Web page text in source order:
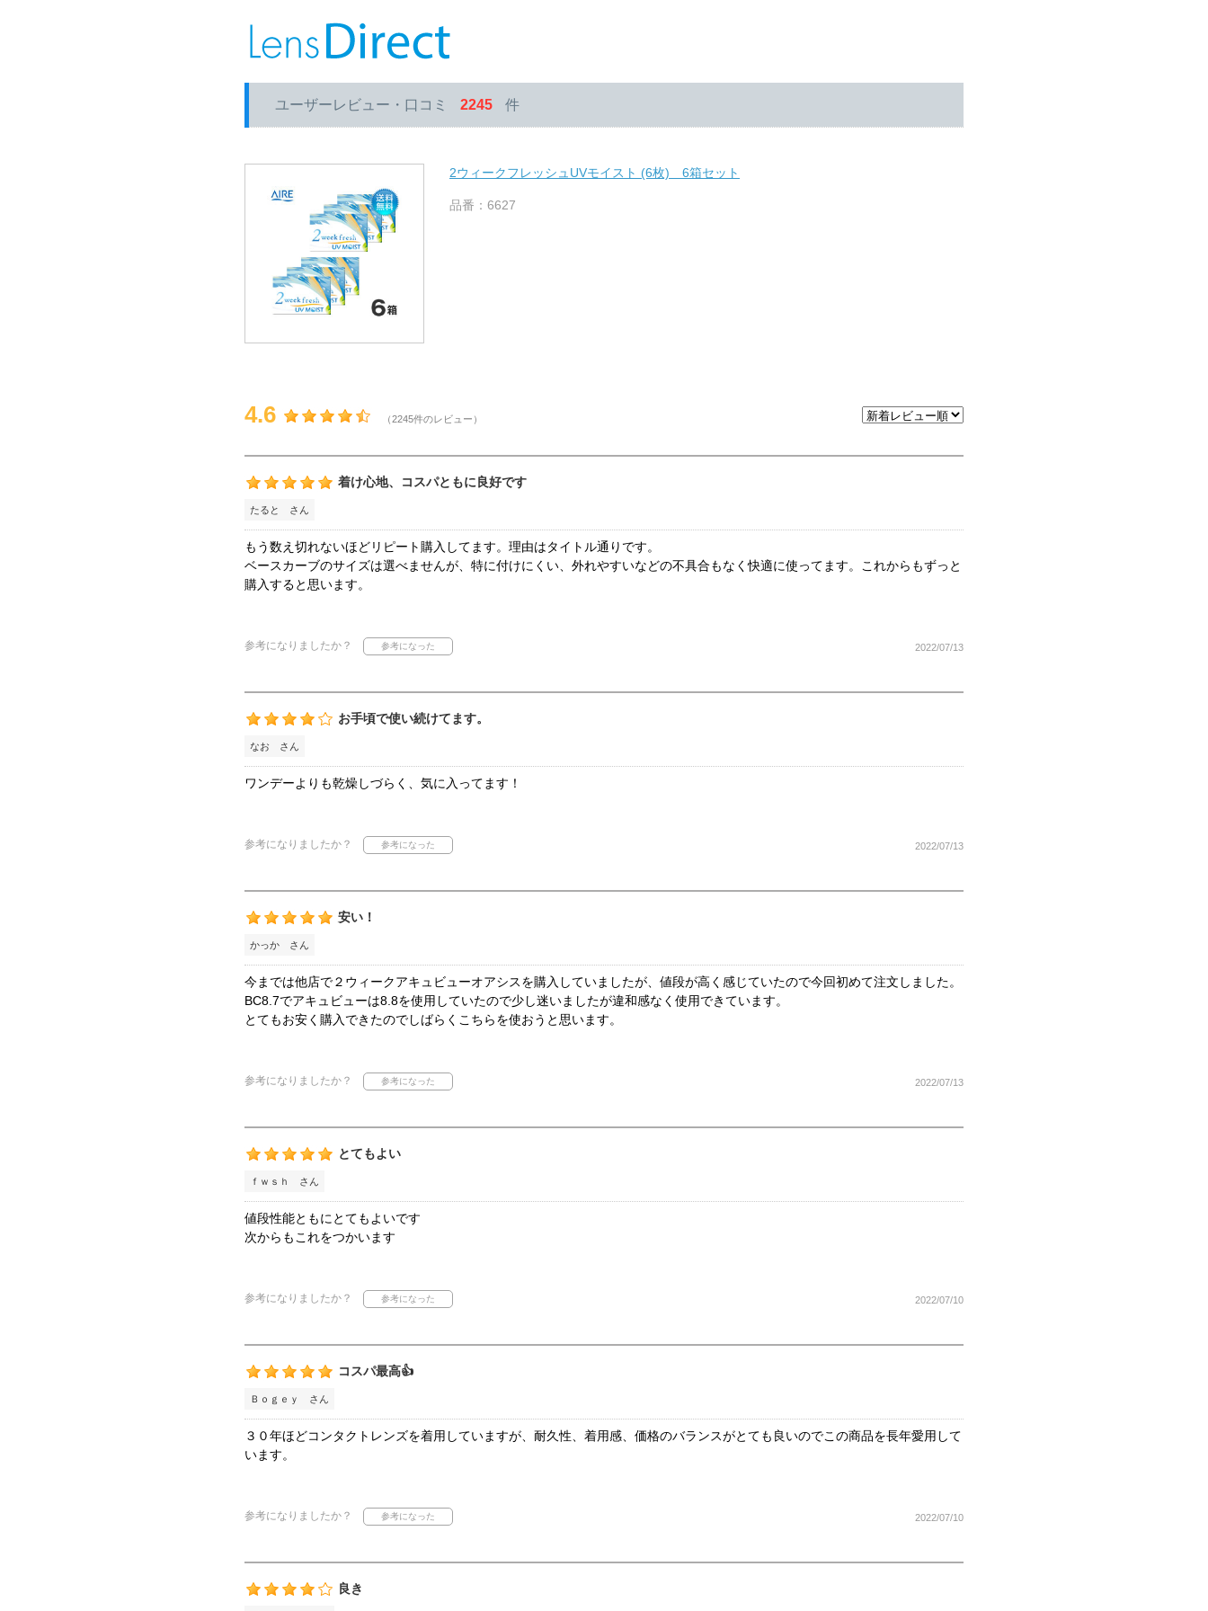
ユーザーレビュー・口コミ 2245 件
2ウィークフレッシュUVモイスト (6枚) 6箱セット
品番：6627
4.6 （2245件のレビュー）
着け心地、コスパともに良好です
たると さん
もう数え切れないほどリピート購入してます。理由はタイトル通りです。
ベースカーブのサイズは選べませんが、特に付けにくい、外れやすいなどの不具合もなく快適に使ってます。これからもずっと
購入すると思います。
参考になりましたか？ 2022/07/13
お手頃で使い続けてます。
なお さん
ワンデーよりも乾燥しづらく、気に入ってます！
参考になりましたか？ 2022/07/13
安い！
かっか さん
今までは他店で２ウィークアキュビューオアシスを購入していましたが、値段が高く感じていたので今回初めて注文しました。
BC8.7でアキュビューは8.8を使用していたので少し迷いましたが違和感なく使用できています。
とてもお安く購入できたのでしばらくこちらを使おうと思います。
参考になりましたか？ 2022/07/13
とてもよい
ｆｗｓｈ さん
値段性能ともにとてもよいです
次からもこれをつかいます
参考になりましたか？ 2022/07/10
コスパ最高👍
Ｂｏｇｅｙ さん
３０年ほどコンタクトレンズを着用していますが、耐久性、着用感、価格のバランスがとても良いのでこの商品を長年愛用して
います。
参考になりましたか？ 2022/07/10
良き